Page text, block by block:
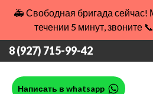
🚑 Свободная бригада сейчас!
течении 5 минут, звоните
8 (927) 715-99-42
Написать в whatsapp